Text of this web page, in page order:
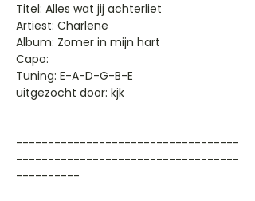
Titel: Alles wat jij achterliet
Artiest: Charlene
Album: Zomer in mijn hart
Capo:
Tuning: E-A-D-G-B-E
uitgezocht door: kjk
-----------------------------------
-----------------------------------
----------